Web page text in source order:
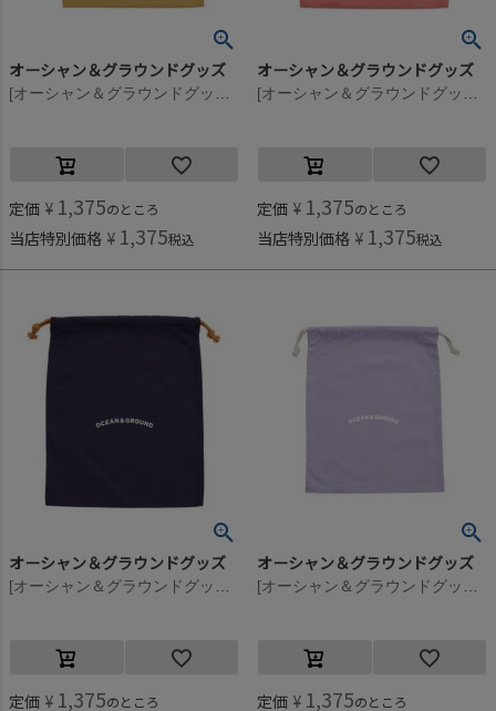
オーシャン＆グラウンドグッズ
定価 ¥ 1,375のところ
当店特別価格 ¥ 1,375税込
オーシャン＆グラウンドグッズ
定価 ¥ 1,375のところ
当店特別価格 ¥ 1,375税込
オーシャン＆グラウンドグッズ
定価 ¥ 1,375のところ
オーシャン＆グラウンドグッズ
定価 ¥ 1,375のところ